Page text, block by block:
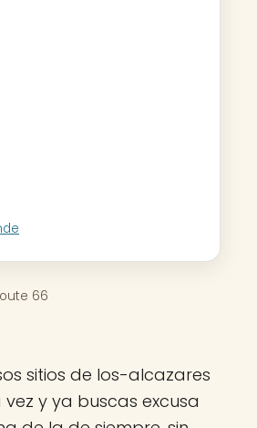
66
sitios de los-alcazares
y ya buscas excusa